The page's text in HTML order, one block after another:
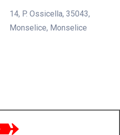
14, P. Ossicella, 35043,
Monselice, Monselice